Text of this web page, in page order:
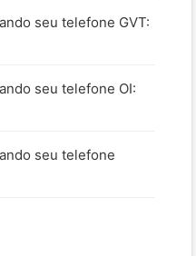
seu telefone GVT:
seu telefone OI:
seu telefone